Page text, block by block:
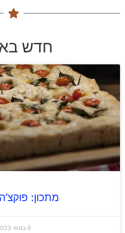
חדש
מתכון:
6 במאי 2023